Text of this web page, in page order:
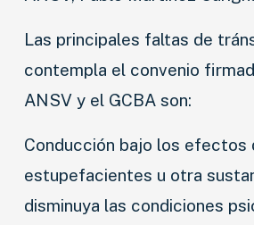
Las principales faltas de
contempla el convenio
ANSV y el GCBA son:
Conducción bajo los efectos
estupefacientes u otra
disminuya las condiciones